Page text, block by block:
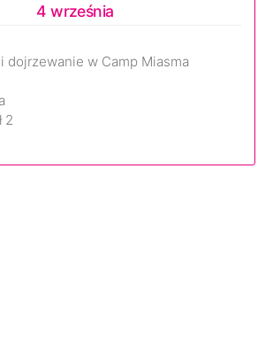
4 września
dojrzewanie w Camp Miasma
2